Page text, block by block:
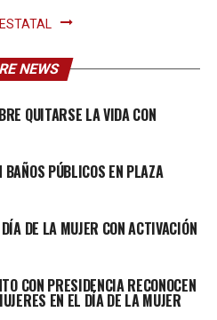
NEWS
QUITARSE LA VIDA CON
BAÑOS PÚBLICOS EN PLAZA
DE LA MUJER CON ACTIVACIÓN
CON PRESIDENCIA RECONOCEN
EN EL DÍA DE LA MUJER